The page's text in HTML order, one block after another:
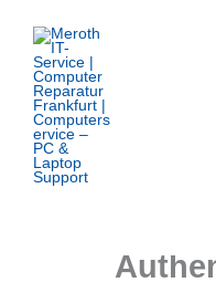
Inhalt
springen